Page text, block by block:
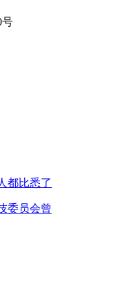
号
都比悉了
委员会曾